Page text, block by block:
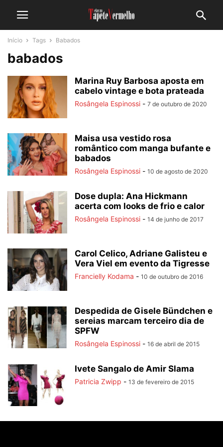
Início Tags Babados
babados
Marina Ruy Barbosa aposta em
cabelo vintage e bota prateada
Rosângela Espinossi - 7 de outubro de 2020
Maisa usa vestido rosa
romântico com manga bufante e
babados
Rosângela Espinossi - 10 de agosto de 2020
Dose dupla: Ana Hickmann
acerta com looks de frio e calor
Rosângela Espinossi - 14 de junho de 2017
Carol Celico, Adriane Galisteu e
Vera Viel em evento da Tigresse
Francielly Kodama - 10 de outubro de 2016
Despedida de Gisele Bündchen e
sereias marcam terceiro dia de
SPFW
Rosângela Espinossi - 16 de abril de 2015
Ivete Sangalo de Amir Slama
Patricia Zwipp - 13 de fevereiro de 2015